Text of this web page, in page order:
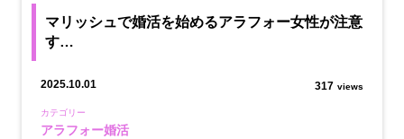
マリッシュで婚活を始めるアラフォー女性が注意
す…
2025.10.01 317 views
カテゴリー
アラフォー婚活